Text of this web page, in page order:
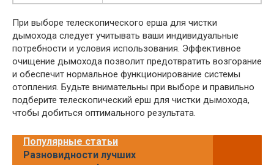
При выборе телескопического ерша для чистки
дымохода следует учитывать ваши индивидуальные
потребности и условия использования. Эффективное
очищение дымохода позволит предотвратить возгорание
и обеспечит нормальное функционирование системы
отопления. Будьте внимательны при выборе и правильно
подберите телескопический ерш для чистки дымохода,
чтобы добиться оптимального результата.
Популярные статьи
Разновидности лучших